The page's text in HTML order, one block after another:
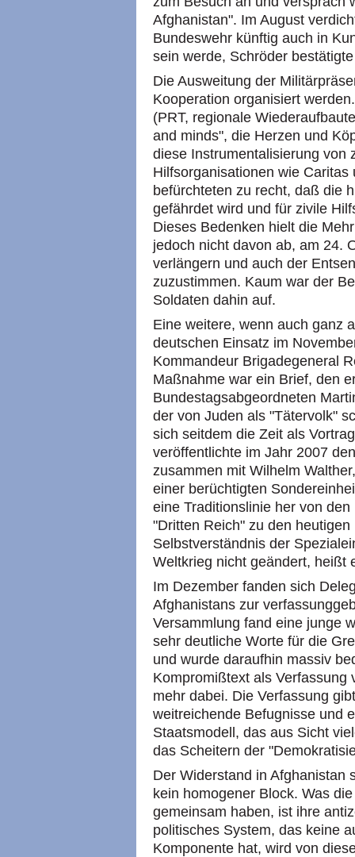
Afghanistan". Im August
Bundeswehr künftig auch in
sein werde, Schröder
Die Ausweitung der
Kooperation organisiert
(PRT, regionale
and minds", die Herzen und
diese Instrumentalisierung von
Hilfsorganisationen wie
befürchteten zu recht, daß die
gefährdet wird und für zivile
Dieses Bedenken hielt die
jedoch nicht davon ab, am 24.
verlängern und auch der
zuzustimmen. Kaum war der
Soldaten dahin auf.
Eine weitere, wenn auch ganz
deutschen Einsatz im
Kommandeur Brigadegeneral
Maßnahme war ein Brief, den
Bundestagsabgeordneten
der von Juden als "Tätervolk"
sich seitdem die Zeit als
veröffentlichte im Jahr 2007
zusammen mit Wilhelm
einer berüchtigten
eine Traditionslinie her von
"Dritten Reich" zu den
Selbstverständnis der
Weltkrieg nicht geändert, heißt
Im Dezember fanden sich
Afghanistans zur
Versammlung fand eine junge
sehr deutliche Worte für die
und wurde daraufhin massiv
Kompromißtext als Verfassung
mehr dabei. Die Verfassung
weitreichende Befugnisse und
Staatsmodell, das aus Sicht
das Scheitern der
Der Widerstand in Afghanistan
kein homogener Block. Was
gemeinsam haben, ist ihre
politisches System, das keine
Komponente hat, wird von